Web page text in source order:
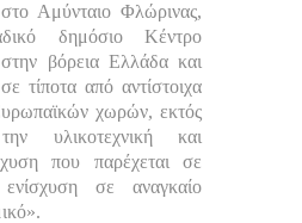
Αμύνταιο Φλώρινας,
δημόσιο Κέντρο
βόρεια Ελλάδα και
τίποτα από αντίστοιχα
χωρών, εκτός
υλικοτεχνική και
που παρέχεται σε
σε αναγκαίο